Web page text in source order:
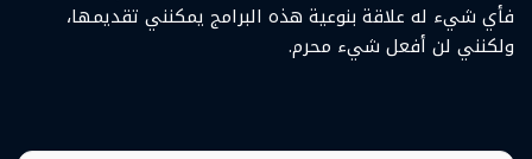
فأي شيء له علاقة بنوعية هذه البرامج يمكنني تقديمها،
ولكنني لن أفعل شيء محرم.